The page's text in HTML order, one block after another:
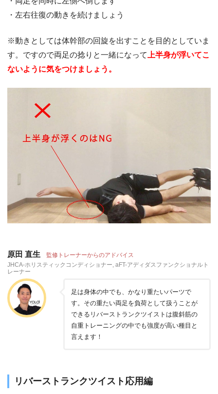
・左右往復の動きを続けましょう
※動きとしては体幹部の回旋を出すことを目的としていま
す。ですので両足の捻りと一緒になって
上半身が浮いてこ
ないように気をつけましょう。
原田 直生 監修トレーナーからのアドバイス
JHCA-ホリスティックコンディショナー, aFT-アディダスファンクショナルト
レーナー
足は身体の中でも、かなり重たいパーツで
す。その重たい両足を負荷として扱うことが
できるリバーストランクツイストは腹斜筋の
自重トレーニングの中でも強度が高い種目と
言えます！
リバーストランクツイスト応用編